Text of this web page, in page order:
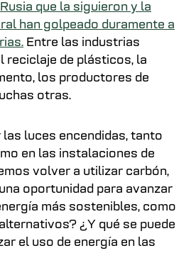
que la siguieron y la
han golpeado duramente a
Entre las industrias
reciclaje de plásticos, la
los productores de
otras.
las luces encendidas, tanto
en las instalaciones de
volver a utilizar carbón,
oportunidad para avanzar
más sostenibles, como
¿Y qué se puede
el uso de energía en las